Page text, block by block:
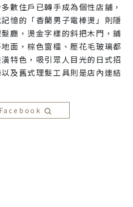
數住戶已轉手成為個性店舖，
憶的「香蘭男子電棒燙」則隱
廳，燙金字樣的斜把木門，鋪
面，棕色窗櫺、壓花毛玻璃都
特色，吸引眾人目光的日式招
及舊式理髮工具則是店內連結